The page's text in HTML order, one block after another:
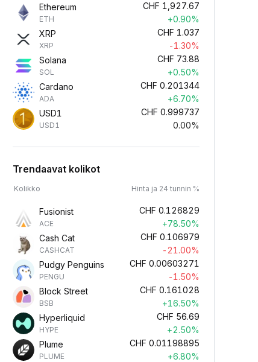
Ethereum
ETH
CHF 1,927.67
+0.90%
XRP
XRP
CHF 1.037
-1.30%
Solana
SOL
CHF 73.88
+0.50%
Cardano
ADA
CHF 0.201344
+6.70%
USD1
USD1
CHF 0.999737
0.00%
Trendaavat kolikot
Kolikko Hinta ja 24 tunnin %
Fusionist
ACE
CHF 0.126829
+78.50%
Cash Cat
CASHCAT
CHF 0.106979
-21.00%
Pudgy Penguins
PENGU
CHF 0.00603271
-1.50%
Block Street
BSB
CHF 0.161028
+16.50%
Hyperliquid
HYPE
CHF 56.69
+2.50%
Plume
PLUME
CHF 0.01198895
+6.80%